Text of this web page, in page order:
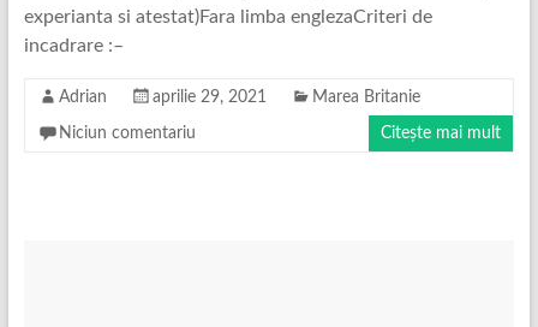
experianta si atestat)Fara limba englezaCriteri de
incadrare :–
Adrian aprilie 29, 2021 Marea Britanie
Niciun comentariu Citește mai mult